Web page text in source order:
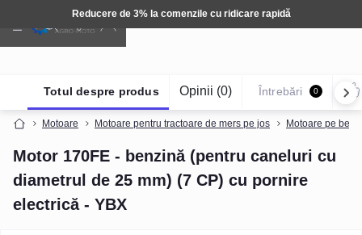
Reducere de 3% la comenzile cu ridicare rapidă
Motoare Motoare pentru tractoare de mers pe jos Motoare pe
Motor 170FE - benzină (pentru caneluri cu
diametrul de 25 mm) (7 CP) cu pornire
electrică - YBX
Totul despre produs Opinii (0) Întrebări 0